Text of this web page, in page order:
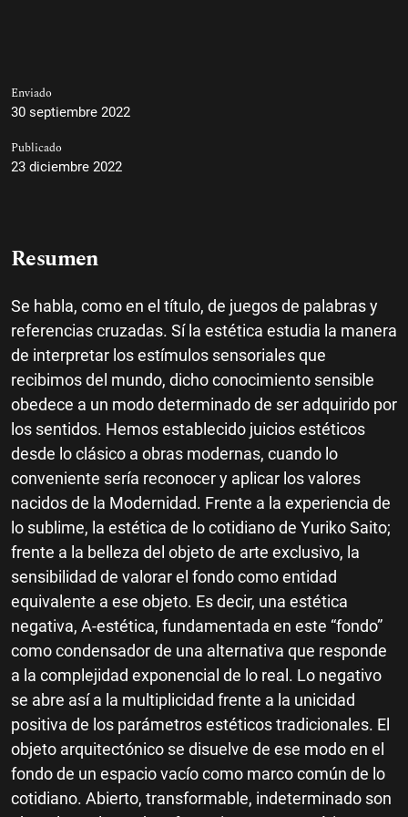
Enviado
30 septiembre 2022
Publicado
23 diciembre 2022
Resumen
Se habla, como en el título, de juegos de palabras y
referencias cruzadas. Sí la estética estudia la manera
de interpretar los estímulos sensoriales que
recibimos del mundo, dicho conocimiento sensible
obedece a un modo determinado de ser adquirido por
los sentidos. Hemos establecido juicios estéticos
desde lo clásico a obras modernas, cuando lo
conveniente sería reconocer y aplicar los valores
nacidos de la Modernidad. Frente a la experiencia de
lo sublime, la estética de lo cotidiano de Yuriko Saito;
frente a la belleza del objeto de arte exclusivo, la
sensibilidad de valorar el fondo como entidad
equivalente a ese objeto. Es decir, una estética
negativa, A-estética, fundamentada en este “fondo”
como condensador de una alternativa que responde
a la complejidad exponencial de lo real. Lo negativo
se abre así a la multiplicidad frente a la unicidad
positiva de los parámetros estéticos tradicionales. El
objeto arquitectónico se disuelve de ese modo en el
fondo de un espacio vacío como marco común de lo
cotidiano. Abierto, transformable, indeterminado son